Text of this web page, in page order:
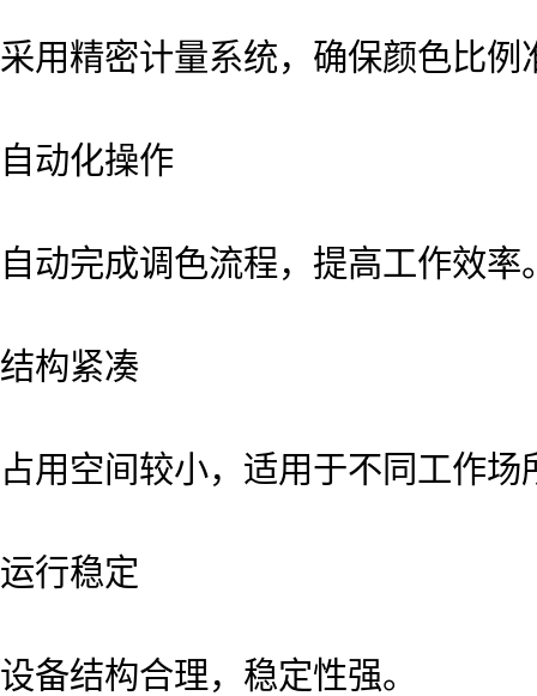
采用精密计量系统，确保颜色比例
自动化操作
自动完成调色流程，提高工作效率
结构紧凑
占用空间较小，适用于不同工作场
运行稳定
设备结构合理，稳定性强。